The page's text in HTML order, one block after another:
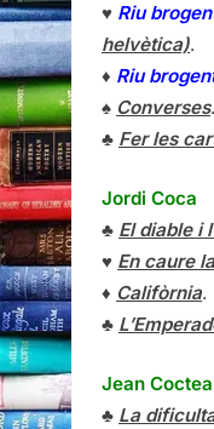
♥ Riu
helvètica).
♦ Riu
♠ Converses.
♣ Fer les
Jordi Coca
♣ El diable i
♥ En caure
♦ Califòrnia.
♣
Jean
♣ La